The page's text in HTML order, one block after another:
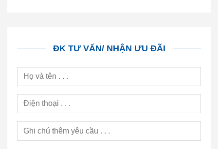
ĐK TƯ VẤN/ NHẬN ƯU ĐÃI